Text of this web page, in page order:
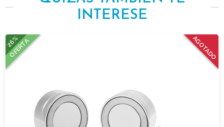
INTERESE
AGOTADO
26%
OFERTA